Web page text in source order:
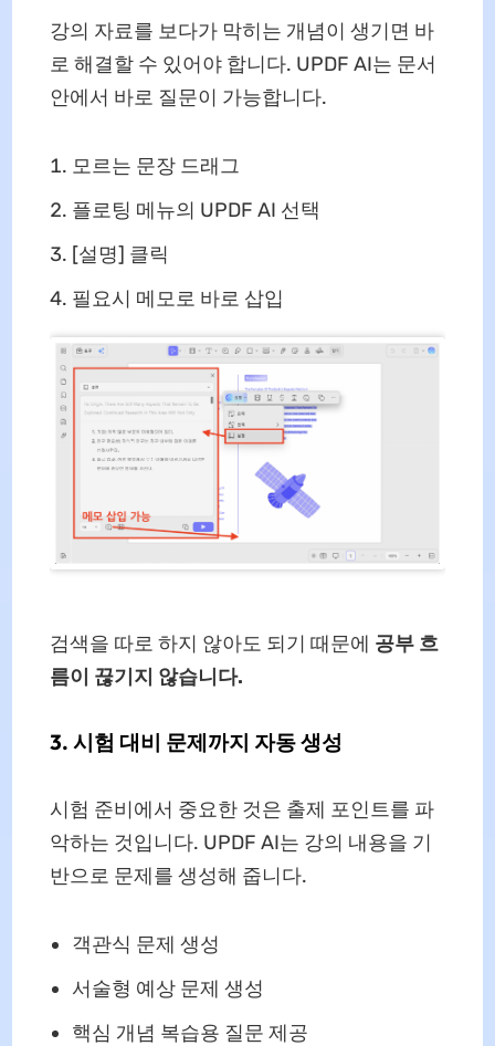
강의 자료를 보다가 막히는 개념이 생기면 바
로 해결할 수 있어야 합니다. UPDF AI는 문서
안에서 바로 질문이 가능합니다.
모르는 문장 드래그
플로팅 메뉴의 UPDF AI 선택
[설명] 클릭
필요시 메모로 바로 삽입
검색을 따로 하지 않아도 되기 때문에 공부 흐
름이 끊기지 않습니다.
3. 시험 대비 문제까지 자동 생성
시험 준비에서 중요한 것은 출제 포인트를 파
악하는 것입니다. UPDF AI는 강의 내용을 기
반으로 문제를 생성해 줍니다.
객관식 문제 생성
서술형 예상 문제 생성
핵심 개념 복습용 질문 제공